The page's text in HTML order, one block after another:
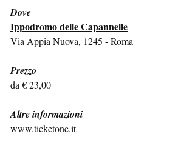
Dove
Ippodromo delle Capannelle
Via Appia Nuova, 1245 - Roma
Prezzo
da € 23,00
Altre informazioni
www.ticketone.it